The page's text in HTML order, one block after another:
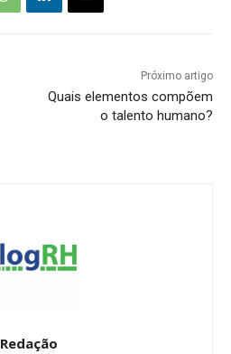
Próximo artigo
Quais elementos compõem
o talento humano?
Redação